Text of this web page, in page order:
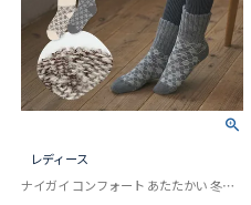
レディース
ナイガイ コンフォート あたたかい 冬用 カバーソックス 婦人 室内用 靴下